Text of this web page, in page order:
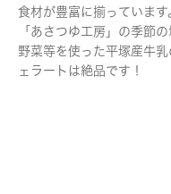
食材が豊富に揃っています
「あさつゆ工房」の季節
野菜等を使った平塚産牛
ェラートは絶品です！